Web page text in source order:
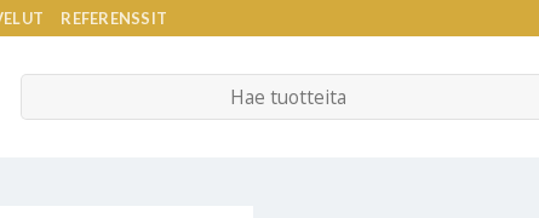
REFERENSSIT